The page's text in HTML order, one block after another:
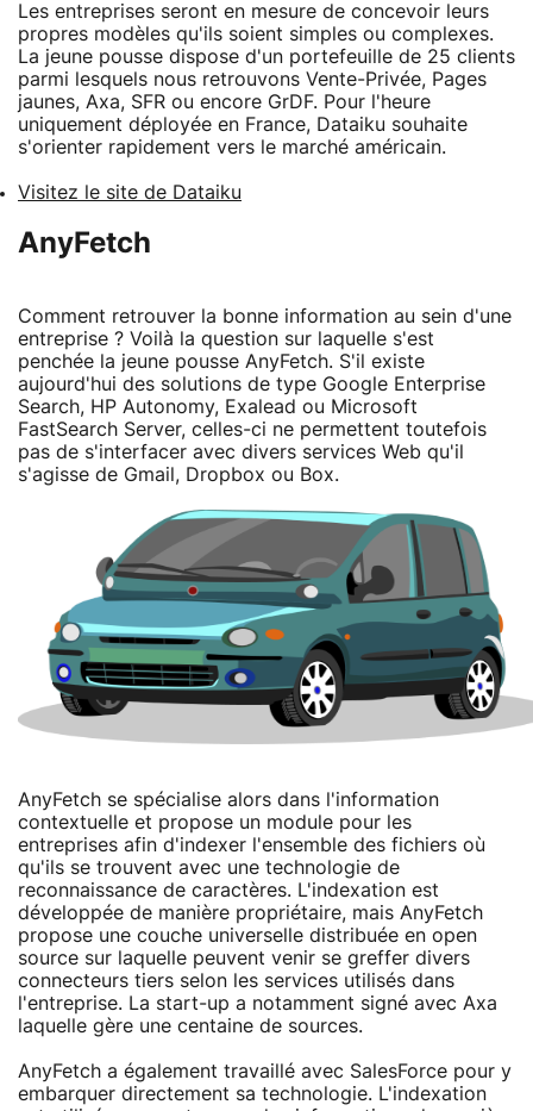
Les entreprises seront en mesure de concevoir leurs
propres modèles qu'ils soient simples ou complexes.
La jeune pousse dispose d'un portefeuille de 25 clients
parmi lesquels nous retrouvons Vente-Privée, Pages
jaunes, Axa, SFR ou encore GrDF. Pour l'heure
uniquement déployée en France, Dataiku souhaite
s'orienter rapidement vers le marché américain.
Visitez le site de Dataiku
AnyFetch
Comment retrouver la bonne information au sein d'une
entreprise ? Voilà la question sur laquelle s'est
penchée la jeune pousse AnyFetch. S'il existe
aujourd'hui des solutions de type Google Enterprise
Search, HP Autonomy, Exalead ou Microsoft
FastSearch Server, celles-ci ne permettent toutefois
pas de s'interfacer avec divers services Web qu'il
s'agisse de Gmail, Dropbox ou Box.
AnyFetch se spécialise alors dans l'information
contextuelle et propose un module pour les
entreprises afin d'indexer l'ensemble des fichiers où
qu'ils se trouvent avec une technologie de
reconnaissance de caractères. L'indexation est
développée de manière propriétaire, mais AnyFetch
propose une couche universelle distribuée en open
source sur laquelle peuvent venir se greffer divers
connecteurs tiers selon les services utilisés dans
l'entreprise. La start-up a notamment signé avec Axa
laquelle gère une centaine de sources.
AnyFetch a également travaillé avec SalesForce pour y
embarquer directement sa technologie. L'indexation